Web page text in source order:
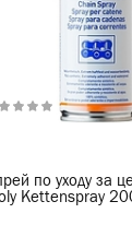
по уходу за
Kettenspray